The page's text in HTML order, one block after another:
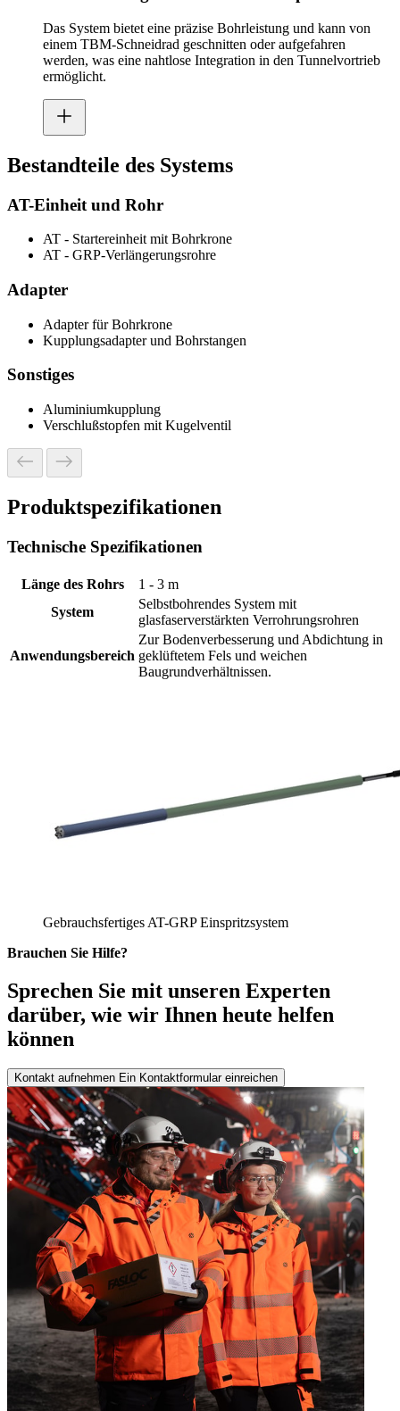
Das System bietet eine präzise Bohrleistung und kann von
einem TBM-Schneidrad geschnitten oder aufgefahren
werden, was eine nahtlose Integration in den Tunnelvortrieb
ermöglicht.
Bestandteile des Systems
AT-Einheit und Rohr
AT - Startereinheit mit Bohrkrone
AT - GRP-Verlängerungsrohre
Adapter
Adapter für Bohrkrone
Kupplungsadapter und Bohrstangen
Sonstiges
Aluminiumkupplung
Verschlußstopfen mit Kugelventil
Produktspezifikationen
Technische Spezifikationen
Länge des Rohrs
1 - 3 m
System
Selbstbohrendes System mit
glasfaserverstärkten Verrohrungsrohren
Anwendungsbereich
Zur Bodenverbesserung und Abdichtung in
geklüftetem Fels und weichen
Baugrundverhältnissen.
Gebrauchsfertiges AT-GRP Einspritzsystem
Brauchen Sie Hilfe?
Sprechen Sie mit unseren Experten
darüber, wie wir Ihnen heute helfen
können
Kontakt aufnehmen Ein Kontaktformular einreichen